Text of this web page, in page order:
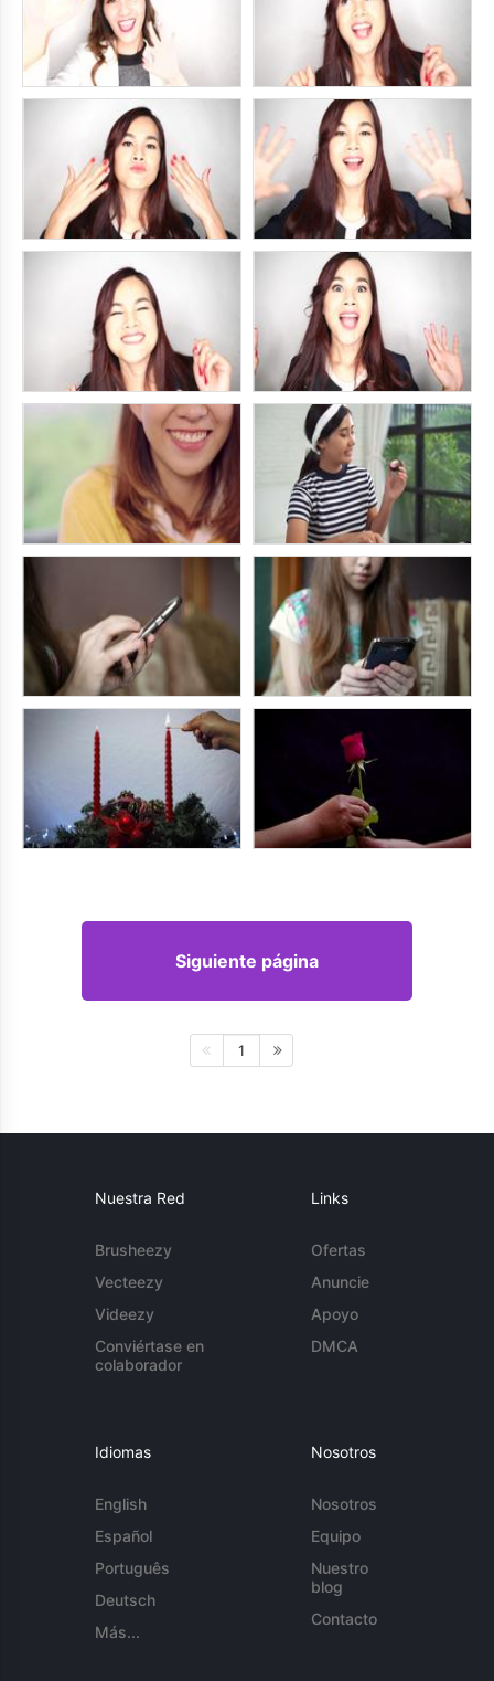
Siguiente página
1
Nuestra Red
Brusheezy
Vecteezy
Videezy
Conviértase en
colaborador
Links
Ofertas
Anuncie
Apoyo
DMCA
Idiomas
English
Español
Português
Deutsch
Más...
Nosotros
Nosotros
Equipo
Nuestro
blog
Contacto